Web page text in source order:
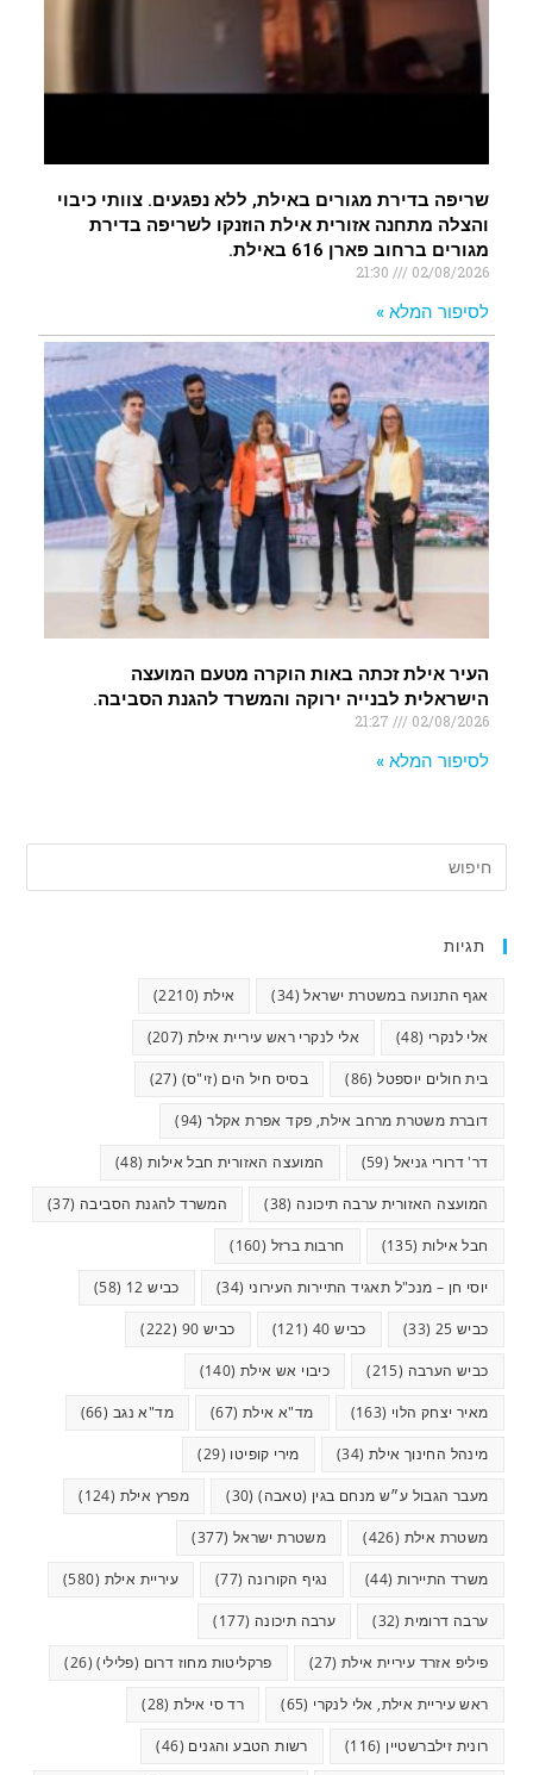
שריפה בדירת מגורים באילת, ללא נפגעים. צוותי כיבוי
והצלה מתחנה אזורית אילת הוזנקו לשריפה בדירת
מגורים ברחוב פארן 616 באילת.
02/08/2026
לסיפור המלא »
העיר אילת זכתה באות הוקרה מטעם המועצה
הישראלית לבנייה ירוקה והמשרד להגנת הסביבה.
02/08/2026
לסיפור המלא »
תגיות
אגף התנועה במשטרת ישראל(34) אילת (2210)
אלי לנקרי (48) אלי לנקרי ראש עיריית אילת (207)
בית חולים יוספטל(86) בסיס חיל הים (זי"ס) (27)
דוברת משטרת מרחב אילת, פקד אפרת אקלר(94)
דר' דרורי גניאל (59) המועצה האזורית חבל אילות (48)
המועצה האזורית ערבה תיכונה (38) המשרד להגנת הסביבה (37)
חבל אילות (135) חרבות ברזל (160)
יוסי חן – מנכ"ל תאגיד התיירות העירוני (34) כביש 12 (58)
כביש 25 (33) כביש 40 (121) כביש 90 (222)
כביש הערבה (215) כיבוי אש אילת (140)
מאיר יצחק הלוי (163) מד"א אילת (67) מד"א נגב (66)
מינהל החינוך אילת (34) מירי קופיטו (29)
מעבר הגבול ע״ש מנחם בגין (טאבה)(30) מפרץ אילת (124)
משטרת אילת (426) משטרת ישראל (377)
משרד התיירות (44) נגיף הקורונה (77) עיריית אילת (580)
ערבה דרומית(32) ערבה תיכונה (177)
פיליפ אזרד עיריית אילת (27) פרקליטות מחוז דרום (פלילי)(26)
ראש עיריית אילת, אלי לנקרי (65) רד סי אילת(28)
רונית זילברשטיין (116) רשות הטבע והגנים (46)